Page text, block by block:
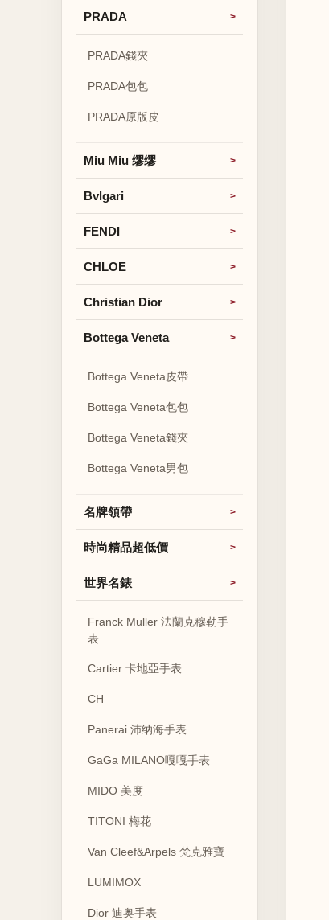
PRADA
PRADA錢夾
PRADA包包
PRADA原版皮
Miu Miu 缪缪
Bvlgari
FENDI
CHLOE
Christian Dior
Bottega Veneta
Bottega Veneta皮帶
Bottega Veneta包包
Bottega Veneta錢夾
Bottega Veneta男包
名牌領帶
時尚精品超低價
世界名錶
Franck Muller 法蘭克穆勒手
表
Cartier 卡地亞手表
CH
Panerai 沛纳海手表
GaGa MILANO嘎嘎手表
MIDO 美度
TITONI 梅花
Van Cleef&Arpels 梵克雅寶
LUMIMOX
Dior 迪奥手表